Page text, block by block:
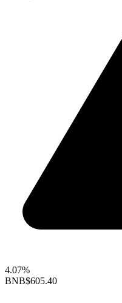
4.07%
BNB$605.40